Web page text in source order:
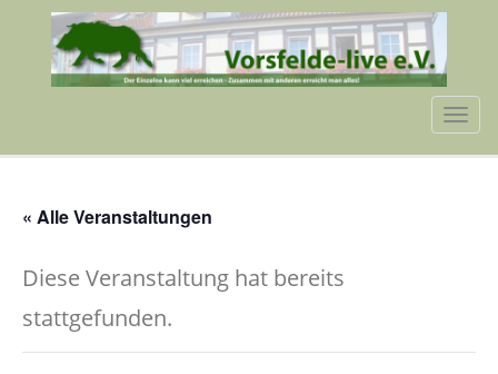
« Alle Veranstaltungen
Diese Veranstaltung hat bereits
stattgefunden.